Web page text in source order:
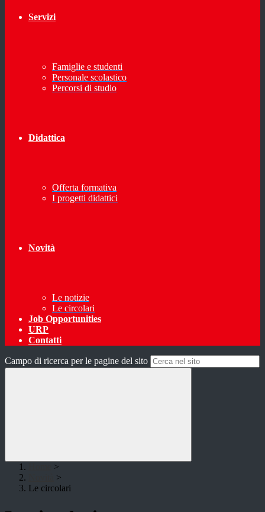
Servizi
Famiglie e studenti
Personale scolastico
Percorsi di studio
Didattica
Offerta formativa
I progetti didattici
Novità
Le notizie
Le circolari
Job Opportunities
URP
Contatti
Campo di ricerca per le pagine del sito
>
>
Le circolari